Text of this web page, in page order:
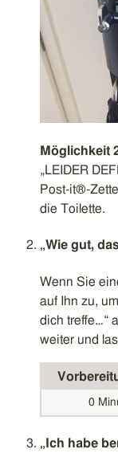
Möglichkeit
„LEIDER
Post-it®-
die Toilette.
„Wie gut,
Wenn Sie
auf Ihn zu,
dich treffe…“
weiter und
0
„Ich habe